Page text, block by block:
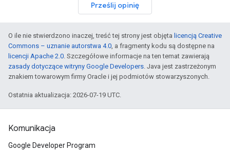
Prześlij opinię
O ile nie stwierdzono inaczej, treść tej strony jest objęta licencją Creative
Commons – uznanie autorstwa 4.0, a fragmenty kodu są dostępne na
licencji Apache 2.0. Szczegółowe informacje na ten temat zawierają
zasady dotyczące witryny Google Developers. Java jest zastrzeżonym
znakiem towarowym firmy Oracle i jej podmiotów stowarzyszonych.
Ostatnia aktualizacja: 2026-07-19 UTC.
Komunikacja
Google Developer Program